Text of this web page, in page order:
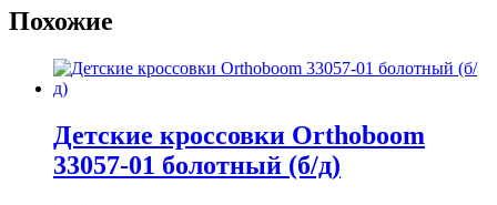
Похожие
Детские кроссовки Orthoboom
33057-01 болотный (б/д)